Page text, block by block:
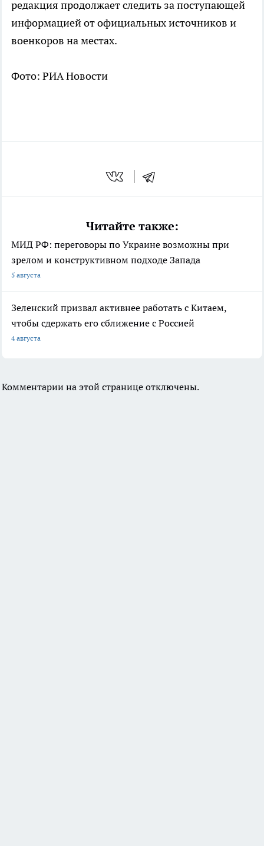
редакция продолжает следить за поступающей
информацией от официальных источников и
военкоров на местах.
Фото: РИА Новости
Читайте также:
МИД РФ: переговоры по Украине возможны при
зрелом и конструктивном подходе Запада
5 августа
Зеленский призвал активнее работать с Китаем,
чтобы сдержать его сближение с Россией
4 августа
Комментарии на этой странице отключены.